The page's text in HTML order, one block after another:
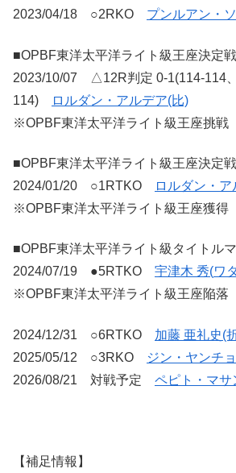
2023/04/18 ○2RKO プンルアン・
■OPBF東洋太平洋ライト級王座決定戦
2023/10/07 △12R判定 0-1(114-114
114)
ロルダン・アルデア(比)
※OPBF東洋太平洋ライト級王座挑戦
■OPBF東洋太平洋ライト級王座決定戦
2024/01/20 ○1RTKO
ロルダン・
※OPBF東洋太平洋ライト級王座獲得
■OPBF東洋太平洋ライト級タイトル
2024/07/19 ●5RTKO 宇津木 秀(ワ
※OPBF東洋太平洋ライト級王座陥落
2024/12/31 ○6RTKO 加藤 亜礼史(
2025/05/12 ○3RKO
ジン・ヤンチ
2026/08/21 対戦予定 ペピト・マサ
【補足情報】